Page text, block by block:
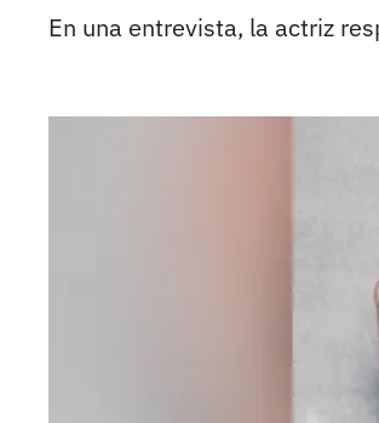
En una entrevista, la actriz